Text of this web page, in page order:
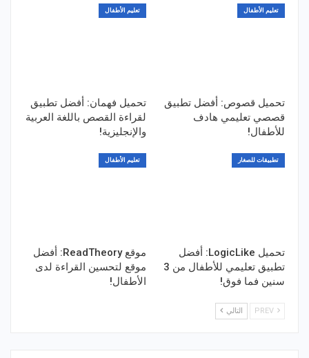
تعليم الأطفال
تحميل قصوص: أفضل تطبيق
قصصي تعليمي هادف
للأطفال!
تعليم الأطفال
تحميل فهمان: أفضل تطبيق
لقراءة القصص باللغة العربية
والإنجليزية!
تطبيقات للصغار
تحميل LogicLike: أفضل
تطبيق تعليمي للأطفال من 3
سنين فما فوق!
تعليم الأطفال
موقع ReadTheory: أفضل
موقع لتحسين القراءة لدى
الأطفال!
التالي